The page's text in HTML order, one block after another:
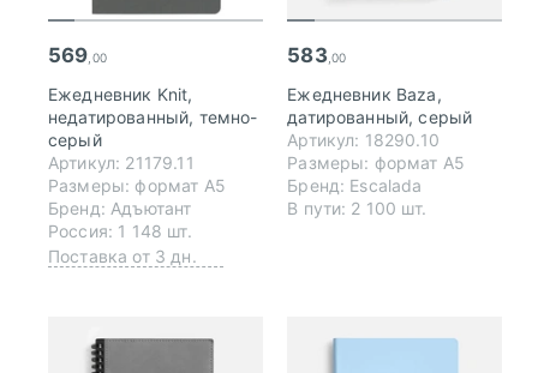
569 ,00
Ежедневник Knit,
недатированный, темно-
серый
Артикул: 21179.11
Размеры: формат А5
Бренд: Адъютант
Россия: 1 148 шт.
Поставка от 3 дн.
583,00
Ежедневник Baza,
датированный, серый
Артикул: 18290.10
Размеры: формат А5
Бренд: Escalada
В пути: 2 100 шт.